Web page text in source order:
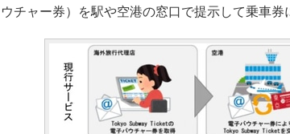
ウチャー券）を駅や空港の窓口で提示して乗車券